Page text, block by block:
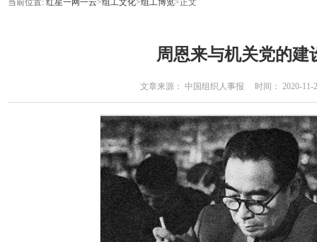
当前位置: 红星一网一云>组工文化>组工博览>正文
周恩来与机关党的建
文章来源： 中国组织人事报 时间： 2020-11-